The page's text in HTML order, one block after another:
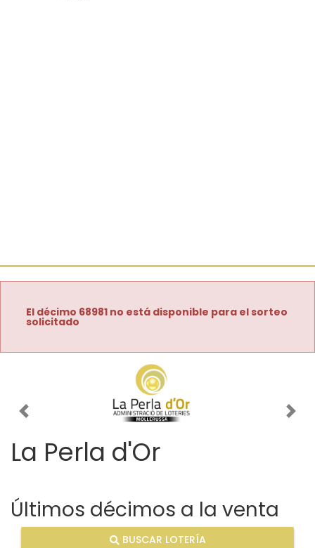
El décimo 68981 no está disponible para el sorteo
solicitado
Imagen anterior
La Perla d'Or
Últimos décimos a la venta
BUSCAR LOTERÍA